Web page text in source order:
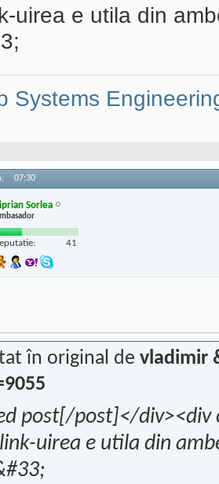
uirea e utila din
Systems
07:30
Sorlea
41
în original de vladimir
post[/post]</div><div
uirea e utila din